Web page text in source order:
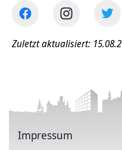
Zuletzt aktualisiert:
Impressum